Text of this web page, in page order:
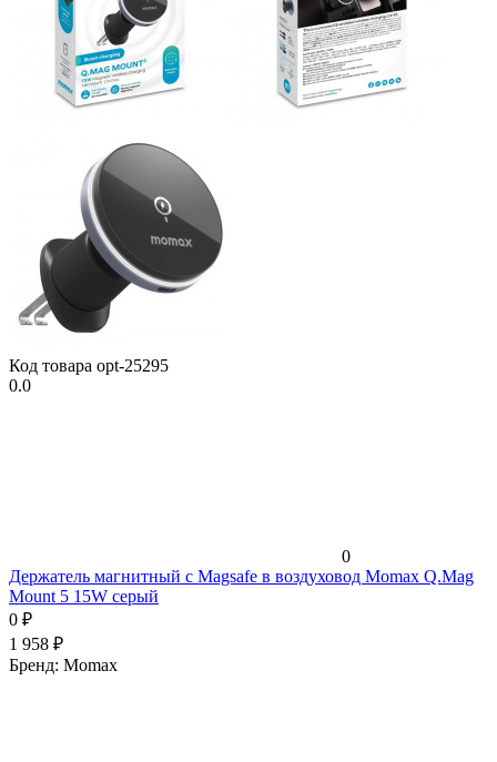
Код товара opt-25295
0.0
0
Держатель магнитный c Magsafe в воздуховод Momax Q.Mag
Mount 5 15W серый
0 ₽
1 958 ₽
Бренд: Momax